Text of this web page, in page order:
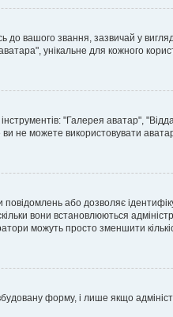
звання, зазвичай у вигляді
унікальне для кожного
"Галерея аватар",
не можете використовувати
або дозволяє
вони встановлюються
можуть просто зменшити
форму, і лише якщо